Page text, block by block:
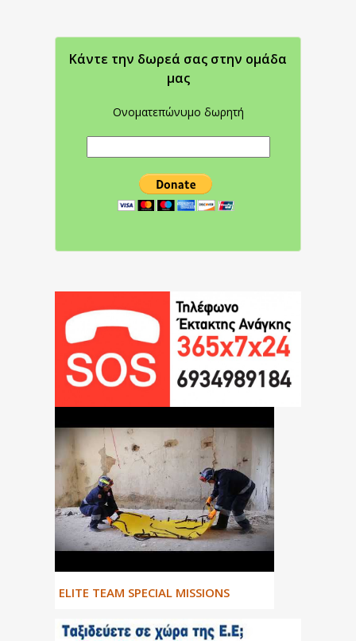
Κάντε την δωρεά σας στην oμάδα
μας
Ονοματεπώνυμο δωρητή
ΕLITE TEAM SPECIAL MISSIONS